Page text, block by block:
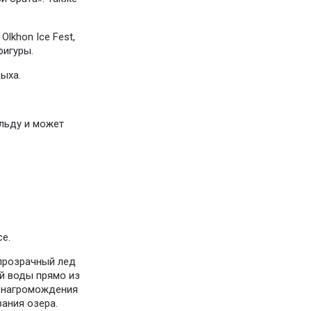
Ice Fest,
и может
лед
воды прямо из
озера.